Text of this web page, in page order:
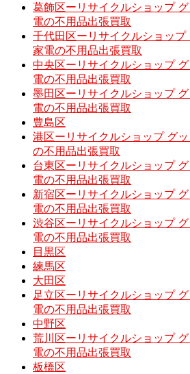
葛飾区ーリサイクルショップ
電の不用品出張買取
千代田区ーリサイクルショッ
家電の不用品出張買取
中央区ーリサイクルショップ
電の不用品出張買取
墨田区ーリサイクルショップ
電の不用品出張買取
豊島区
港区ーリサイクルショップ グ
の不用品出張買取
台東区ーリサイクルショップ
電の不用品出張買取
新宿区ーリサイクルショップ
電の不用品出張買取
渋谷区ーリサイクルショップ
電の不用品出張買取
目黒区
練馬区
大田区
足立区ーリサイクルショップ
電の不用品出張買取
中野区
荒川区ーリサイクルショップ
電の不用品出張買取
板橋区